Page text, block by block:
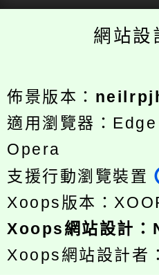
網站設
佈景版本：
適用瀏覽器：
Opera
支援行動瀏覽裝置
Xoops版本：
Xoops網站設計 ：
Xoops網站設計者